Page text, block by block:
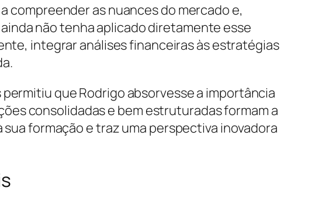
compreender as nuances do mercado e,
não tenha aplicado diretamente esse
integrar análises financeiras às estratégias
que Rodrigo absorvesse a importância
consolidadas e bem estruturadas formam a
formação e traz uma perspectiva inovadora